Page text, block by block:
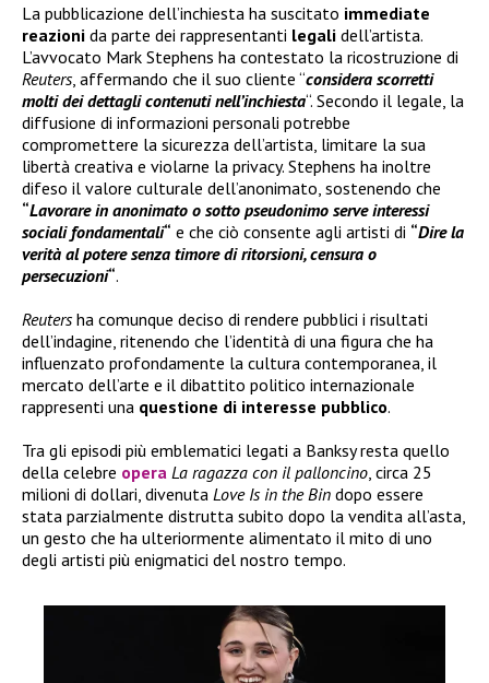
La pubblicazione dell’inchiesta ha suscitato immediate
reazioni da parte dei rappresentanti legali dell’artista.
L’avvocato Mark Stephens ha contestato la ricostruzione di
Reuters, affermando che il suo cliente “considera scorretti
molti dei dettagli contenuti nell’inchiesta“. Secondo il legale, la
diffusione di informazioni personali potrebbe
compromettere la sicurezza dell’artista, limitare la sua
libertà creativa e violarne la privacy. Stephens ha inoltre
difeso il valore culturale dell’anonimato, sostenendo che
“Lavorare in anonimato o sotto pseudonimo serve interessi
sociali fondamentali“ e che ciò consente agli artisti di “Dire la
verità al potere senza timore di ritorsioni, censura o
persecuzioni“.
Reutersha comunque deciso di rendere pubblici i risultati
dell’indagine, ritenendo che l’identità di una figura che ha
influenzato profondamente la cultura contemporanea, il
mercato dell’arte e il dibattito politico internazionale
rappresenti una questione di interesse pubblico.
Tra gli episodi più emblematici legati a Banksy resta quello
della celebre opera La ragazza con il palloncino , circa 25
milioni di dollari, divenuta Love Is in the Bin dopo essere
stata parzialmente distrutta subito dopo la vendita all’asta,
un gesto che ha ulteriormente alimentato il mito di uno
degli artisti più enigmatici del nostro tempo.